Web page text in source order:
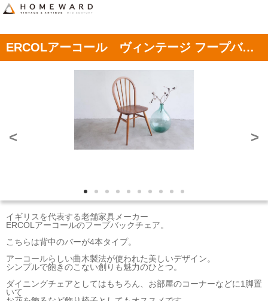
ERCOLアーコール ヴィンテージ フープバックチェア ①
< >
イギリスを代表する老舗家具メーカー
ERCOLアーコールのフープバックチェア。
こちらは背中のバーが4本タイプ。
アーコールらしい曲木製法が使われた美しいデザイン。
シンプルで飽きのこない創りも魅力のひとつ。
ダイニングチェアとしてはもちろん、お部屋のコーナーなどに1脚置
いて